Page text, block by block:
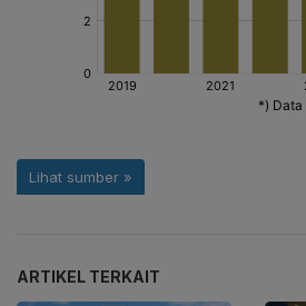
ARTIKEL TERKAIT